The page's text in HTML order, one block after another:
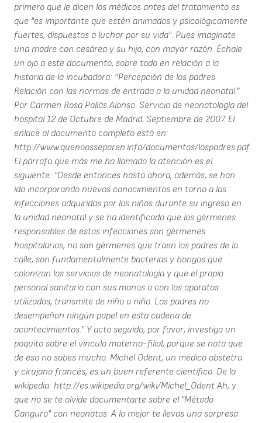
primero que le dicen los médicos antes del tratamiento es
que "es importante que estén animados y psicológicamente
fuertes, dispuestos a luchar por su vida". Pues imagínate
una madre con cesárea y su hijo, con mayor razón. Échale
un ojo a este documento, sobre todo en relación a la
historia de la incubadora: ”Percepción de los padres.
Relación con las normas de entrada a la unidad neonatal.”
Por Carmen Rosa Pallás Alonso. Servicio de neonatología del
hospital 12 de Octubre de Madrid. Septiembre de 2007. El
enlace al documento completo está en:
http://www.quenoosseparen.info/documentos/lospadres.pdf
El párrafo que más me ha llamado la atención es el
siguiente: "Desde entonces hasta ahora, además, se han
ido incorporando nuevos conocimientos en torno a las
infecciones adquiridas por los niños durante su ingreso en
la unidad neonatal y se ha identificado que los gérmenes
responsables de estas infecciones son gérmenes
hospitalarios, no son gérmenes que traen los padres de la
calle, son fundamentalmente bacterias y hongos que
colonizan los servicios de neonatología y que el propio
personal sanitario con sus manos o con los aparatos
utilizados, transmite de niño a niño. Los padres no
desempeñan ningún papel en esta cadena de
acontecimientos." Y acto seguido, por favor, investiga un
poquito sobre el vínculo materno-filial, porque se nota que
de eso no sabes mucho. Michel Odent, un médico obstetra
y cirujano francés, es un buen referente cientifico. De la
wikipedia: http://es.wikipedia.org/wiki/Michel_Odent Ah, y
que no se te olvide documentarte sobre el "Método
Canguro" con neonatos. A lo mejor te llevas una sorpresa.